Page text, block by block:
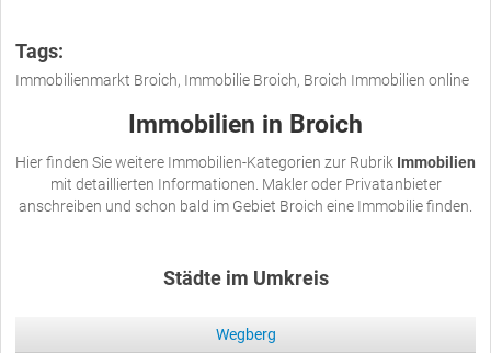
Tags:
Immobilienmarkt Broich, Immobilie Broich, Broich Immobilien online
Immobilien in Broich
Hier finden Sie weitere Immobilien-Kategorien zur Rubrik Immobilien
mit detaillierten Informationen. Makler oder Privatanbieter
anschreiben und schon bald im Gebiet Broich eine Immobilie finden.
Städte im Umkreis
Wegberg